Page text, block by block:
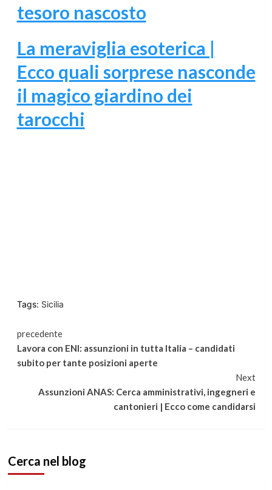
tesoro nascosto
La meraviglia esoterica |
Ecco quali sorprese nasconde
il magico giardino dei
tarocchi
Tags: Sicilia
Continua
a
leggere
precedente
Lavora con ENI: assunzioni in tutta Italia – candidati
subito per tante posizioni aperte
Next
Assunzioni ANAS: Cerca amministrativi, ingegneri e
cantonieri | Ecco come candidarsi
Cerca nel blog